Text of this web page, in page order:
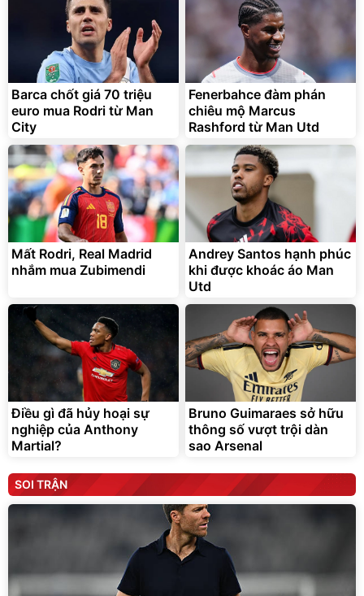
Barca chốt giá 70 triệu
euro mua Rodri từ Man
City
Fenerbahce đàm phán
chiêu mộ Marcus
Rashford từ Man Utd
Mất Rodri, Real Madrid
nhắm mua Zubimendi
Andrey Santos hạnh phúc
khi được khoác áo Man
Utd
Điều gì đã hủy hoại sự
nghiệp của Anthony
Martial?
Bruno Guimaraes sở hữu
thông số vượt trội dàn
sao Arsenal
SOI TRẬN